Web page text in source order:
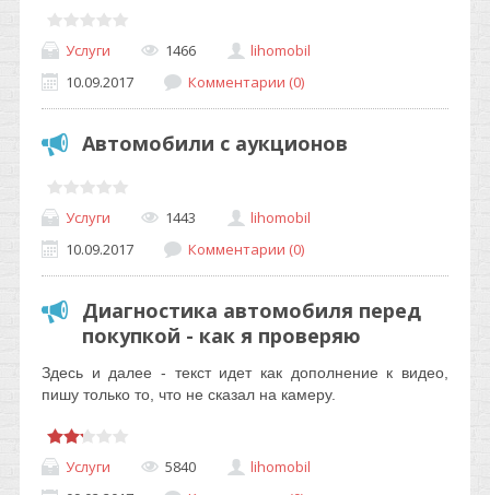
Услуги 1466
lihomobil
10.09.2017
Комментарии (0)
Автомобили с аукционов
Услуги 1443
lihomobil
10.09.2017
Комментарии (0)
Диагностика автомобиля перед
покупкой - как я проверяю
Здесь и далее - текст идет как дополнение к видео,
пишу только то, что не сказал на камеру.
Услуги 5840
lihomobil